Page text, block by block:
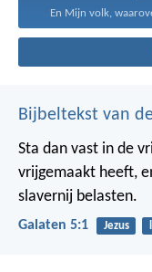
En Mijn volk,
Bijbeltekst van
Sta dan vast in de
vrijgemaakt heeft,
slavernij belasten.
Galaten 5:1 Jezus